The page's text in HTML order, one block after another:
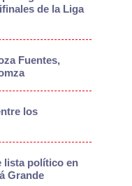
de la Liga
Fuentes,
los
lista político en
Grande